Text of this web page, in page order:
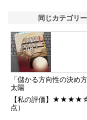
同じカテゴリ
「儲かる方向性の決め
太陽
【私の評価】
点）